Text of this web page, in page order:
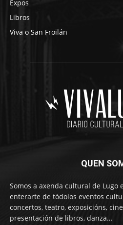
Expos
Libros
Viva o San Froilán
QUEN
Somos a axenda cultural de Lugo
enterarte de tódolos eventos
concertos, teatro, exposicións,
presentación de libros, danza…